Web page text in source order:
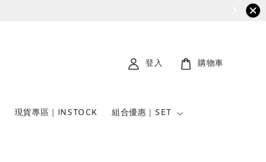
現貨專區｜INSTOCK 組合優惠｜SET
登入 購物車